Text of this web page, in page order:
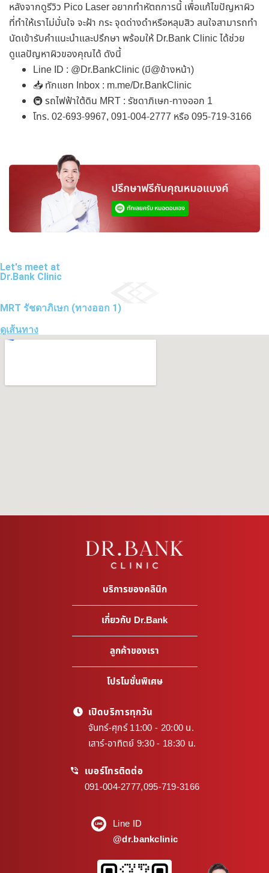
หลังจากดูรีวิว Pico Laser อยากทำหัตถการนี้ เพื่อแก้ไขปัญหาผิว
ที่ทำให้เราไม่มั่นใจ จะฝ้า กระ จุดด่างดำหรือหลุมสิว สนใจสามารถทำ
นัดเข้ารับคำแนะนำและปรึกษา พร้อมให้ Dr.Bank Clinic ได้ช่วย
ดูแลปัญหาผิวของคุณได้ ดังนี้
Line ID : @Dr.BankClinic (มี@ข้างหน้า)
📥 ทักแชท Inbox : m.me/Dr.BankClinic
🚇 รถไฟฟ้าใต้ดิน MRT : รัชดาภิเษก-ทางออก 1
โทร. 02-693-9967, 091-004-2777 หรือ 095-719-3166
Let's meet at
Dr.Bank Clinic
MRT รัชดาภิเษก (ทางออก 1)
ดูเส้นทาง
บริการของคลินิก
เกี่ยวกับ Dr.Bank
ลูกค้าของเรา
โปรโมชั่นพิเศษ
เปิดบริการทุกวัน
จันทร์-ศุกร์ 11:00 - 20:00 น.
เสาร์-อาทิตย์ 9:30 - 18:30 น.
เบอร์โทรติดต่อ
091-004-2777,095-719-3166
Line ID
@dr.bankclinic